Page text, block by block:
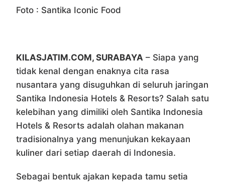
Foto : Santika Iconic Food
KILASJATIM.COM, SURABAYA – Siapa yang
tidak kenal dengan enaknya cita rasa
nusantara yang disuguhkan di seluruh jaringan
Santika Indonesia Hotels & Resorts? Salah satu
kelebihan yang dimiliki oleh Santika Indonesia
Hotels & Resorts adalah olahan makanan
tradisionalnya yang menunjukan kekayaan
kuliner dari setiap daerah di Indonesia.
Sebagai bentuk ajakan kepada tamu setia